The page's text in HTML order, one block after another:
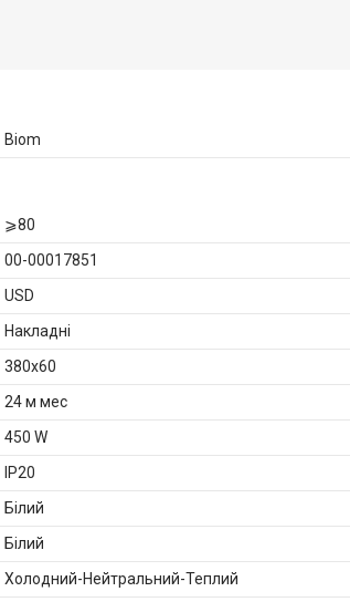
Biom
⩾80
00-00017851
USD
Накладні
380х60
24 м мес
450 W
IP20
Білий
Білий
Холодний-Нейтральний-Теплий